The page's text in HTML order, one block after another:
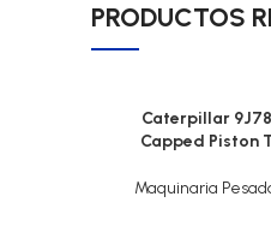
PRODUCTOS
Caterpillar
Capped Piston
Maquinaria